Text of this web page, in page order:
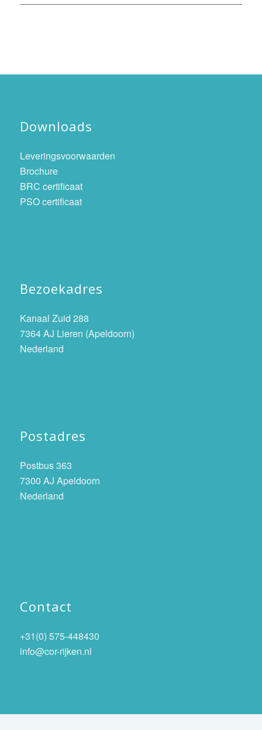
Downloads
Leveringsvoorwaarden
Brochure
BRC certificaat
PSO certificaat
Bezoekadres
Kanaal Zuid 288
7364 AJ Lieren (Apeldoorn)
Nederland
Postadres
Postbus 363
7300 AJ Apeldoorn
Nederland
Contact
+31(0) 575-448430
info@cor-rijken.nl